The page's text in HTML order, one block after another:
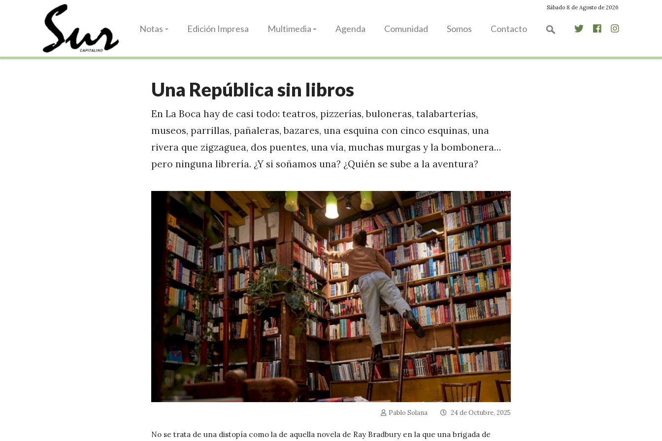
Sábado 8 de Agosto de 2026
Notas Edición Impresa Multimedia Agenda Comunidad Somos Contacto
Una República sin libros
En La Boca hay de casi todo: teatros, pizzerías, buloneras, talabarterías,
museos, parrillas, pañaleras, bazares, una esquina con cinco esquinas, una
rivera que zigzaguea, dos puentes, una vía, muchas murgas y la bombonera…
pero ninguna librería. ¿Y si soñamos una? ¿Quién se sube a la aventura?
Pablo Solana 24 de Octubre, 2025
No se trata de una distopía como la de aquella novela de Ray Bradbury en la que una brigada de